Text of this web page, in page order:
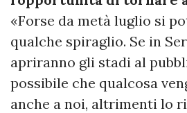
«Forse da metà luglio si
qualche spiraglio. Se in
apriranno gli stadi al
possibile che qualcosa
anche a noi, altrimenti lo